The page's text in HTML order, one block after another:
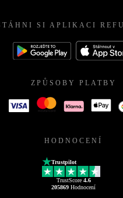
SI APLIKACI
ZPŮSOBY PLATBY
HODNOCENÍ
Trustpilot
TrustScore 4.6
205869 Hodnocení